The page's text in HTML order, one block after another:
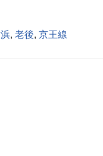
, 老後, 京王線